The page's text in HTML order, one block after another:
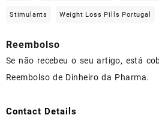
Stimulants Weight Loss Pills Portugal
Reembolso
Se não recebeu o seu artigo, está
Reembolso de Dinheiro da Pharma.
Contact Details